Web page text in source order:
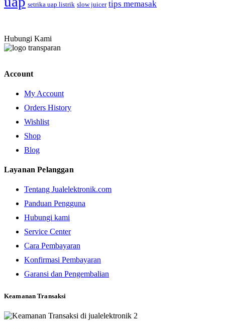
setrika uap listrik slow juicer tips memasak
Hubungi Kami
Account
My Account
Orders History
Wishlist
Shop
Blog
Layanan Pelanggan
Tentang Jualelektronik.com
Panduan Pengguna
Hubungi kami
Service Center
Cara Pembayaran
Konfirmasi Pembayaran
Garansi dan Pengembalian
Keamanan Transaksi